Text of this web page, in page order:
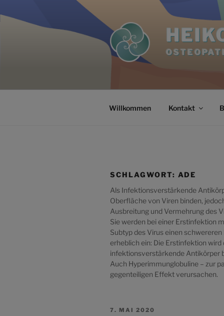
Inhalt
Willkommen Kontakt
SCHLAGWORT: ADE
Als Infektionsverstärkende
Oberfläche von Viren binden,
Ausbreitung und Vermehrung des
Sie werden bei einer Erstinfektion
Subtyp des Virus einen
erheblich ein: Die Erstinfektion
infektionsverstärkende Antikörper
Auch Hyperimmunglobuline – zur
gegenteiligen Effekt verursachen.
VERÖFFENTLICHT
7. MAI 2020